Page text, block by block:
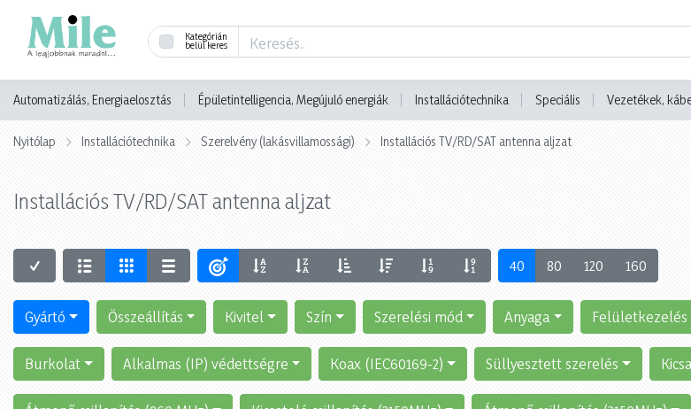
Kategórián
belül keres
Automatizálás, Energiaelosztás Épületintelligencia, Megújuló energiák Installációtechnika Speciális Vezetékek,
Nyitólap Installációtechnika Szerelvény (lakásvillamossági) Installációs TV/RD/SAT antenna aljzat
Installációs TV/RD/SAT antenna aljzat
40 80 120 160
Gyártó Összeállítás Kivitel Szín Szerelési mód Anyaga Felületkezelés
Burkolat Alkalmas (IP) védettségre Koax (IEC60169-2) Süllyesztett szerelés